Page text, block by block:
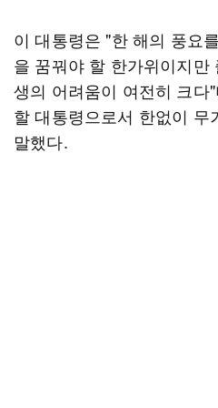
이 대통령은 "한 해의 풍요
을 꿈꿔야 할 한가위이지만
생의 어려움이 여전히 크다
할 대통령으로서 한없이 무
말했다.